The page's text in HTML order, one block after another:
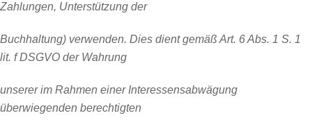
Zahlungen, Unterstützung der
Buchhaltung) verwenden. Dies dient gemäß Art. 6 Abs. 1 S. 1
lit. f DSGVO der Wahrung
unserer im Rahmen einer Interessensabwägung
überwiegenden berechtigten